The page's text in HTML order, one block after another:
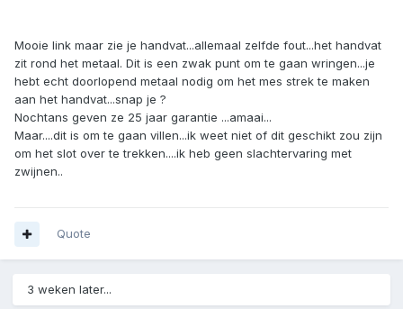
Mooie link maar zie je handvat...allemaal zelfde fout...het handvat
zit rond het metaal. Dit is een zwak punt om te gaan wringen...je
hebt echt doorlopend metaal nodig om het mes strek te maken
aan het handvat...snap je ?
Nochtans geven ze 25 jaar garantie ...amaai...
Maar....dit is om te gaan villen...ik weet niet of dit geschikt zou zijn
om het slot over te trekken....ik heb geen slachtervaring met
zwijnen..
Quote
3 weken later...